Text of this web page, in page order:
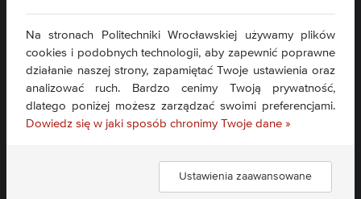
Plac Grunwaldzki 11
50-377 Wrocław
Deklaracja dostępności
Na stronach Politechniki Wrocławskiej używamy plików
cookies i podobnych technologii, aby zapewnić poprawne
działanie naszej strony, zapamiętać Twoje ustawienia oraz
analizować ruch. Bardzo cenimy Twoją prywatność,
dlatego poniżej możesz zarządzać swoimi preferencjami.
Dowiedz się w jaki sposób chronimy Twoje dane »
Ustawienia zaawansowane